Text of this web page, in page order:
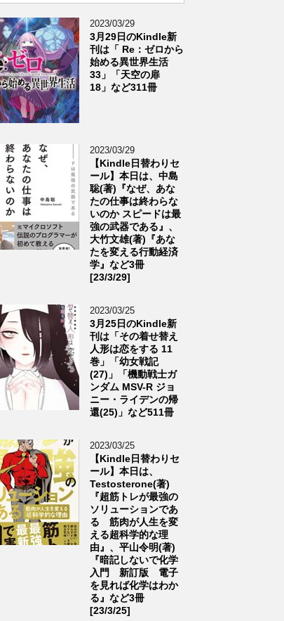
2023/03/29
3月29日のKindle新
刊は「 Re：ゼロから
始める異世界生活
33」「天空の扉
18」など311冊
2023/03/29
【Kindle日替わりセ
ール】本日は、中島
聡(著)『なぜ、あな
たの仕事は終わらな
いのか スピードは最
強の武器である』、
大竹文雄(著)『あな
たを変える行動経済
学』など3冊
[23/3/29]
2023/03/25
3月25日のKindle新
刊は「その着せ替え
人形は恋をする 11
巻」「幼女戦記
(27)」「機動戦士ガ
ンダム MSV-R ジョ
ニー・ライデンの帰
還(25)」など511冊
2023/03/25
【Kindle日替わりセ
ール】本日は、
Testosterone(著)
『超筋トレが最強の
ソリューションであ
る 筋肉が人生を変
える超科学的な理
由』、平山令明(著)
『暗記しないで化学
入門 新訂版 電子
を見れば化学はわか
る』など3冊
[23/3/25]